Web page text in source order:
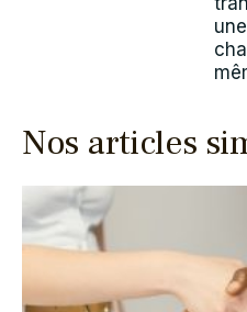
Nos articles